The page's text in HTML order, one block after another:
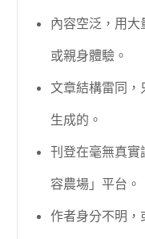
內容空泛，用
或親身體驗。
文章結構雷同
生成的。
刊登在毫無真實
容農場」平台。
作者身分不明